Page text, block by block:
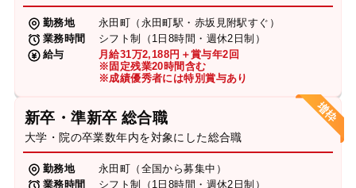
勤務地
永田町（永田町駅・赤坂見附駅すぐ）
業務時間
シフト制（1日8時間・週休2日制）
給与
月給31万2,188円＋賞与年2回
※固定残業20時間含む
※成績優秀者には特別賞与あり
新卒・準新卒 総合職
大学・院の卒業数年内を対象にした総合職
勤務地
永田町（全国から募集中）
業務時間
シフト制（1日8時間・週休2日制）